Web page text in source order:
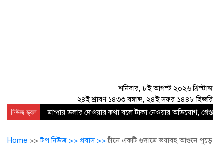
শনিবার, ৮ই আগস্ট ২০২৬ খ্রিস্টাব্দ
২৪ই শ্রাবণ ১৪৩৩ বঙ্গাব্দ, ২৪ই সফর ১৪৪৮ হিজরি
নিউজ স্ক্রল মান্দায় ডলার দেওয়ার কথা বলে টাকা নেওয়ার অভিযোগ,
Home >>টপ নিউজ >> প্রবাস >>চীনে একটি গুদামে ভয়াবহ আগুনে পুড়ে